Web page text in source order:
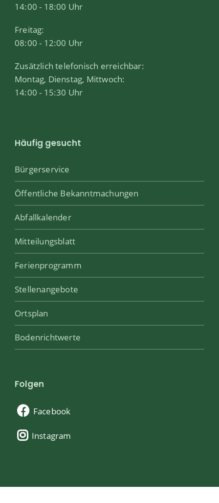
14:00 - 18:00 Uhr
Freitag:
08:00 - 12:00 Uhr
Zusätzlich telefonisch erreichbar:
Montag, Dienstag, Mittwoch:
14:00 - 15:30 Uhr
Häufig gesucht
Bürgerservice
Öffentliche Bekanntmachungen
Abfallkalender
Mitteilungsblatt
Ferienprogramm
Stellenangebote
Ortsplan
Bodenrichtwerte
Folgen
Facebook
Instagram